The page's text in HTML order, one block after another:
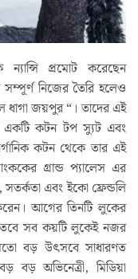
প্রমোট করেছেন
সম্পূর্ণ নিজের তৈরি হলেও
ধাগা জয়পুর “। তাদের এই
একটি কটন টপ স্যুট এবং
কটন থেকে তার এই
গ্রান্ড প্যালেস এর
এবং ইকো ফ্রেন্ডলি
আগের তিনটি লুকের
সব কয়টি লুকেই নজর
বড় উৎসবে সাধারণত
বড় অভিনেত্রী, মিডিয়া